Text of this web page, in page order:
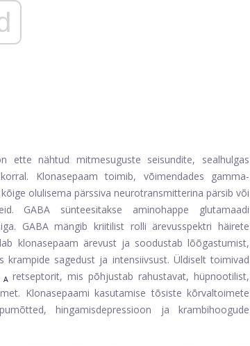
ette nähtud mitmesuguste seisundite, sealhulgas
Klonasepaam toimib, võimendades gamma-
olulisema pärssiva neurotransmitterina pärsib või
GABA sünteesitakse aminohappe glutamaadi
GABA mängib kriitilist rolli ärevusspektri häirete
klonasepaam ärevust ja soodustab lõõgastumist,
sagedust ja intensiivsust. Üldiselt toimivad
A retseptorit, mis põhjustab rahustavat, hüpnootilist,
Klonasepaami kasutamise tõsiste kõrvaltoimete
hingamisdepressioon ja krambihoogude